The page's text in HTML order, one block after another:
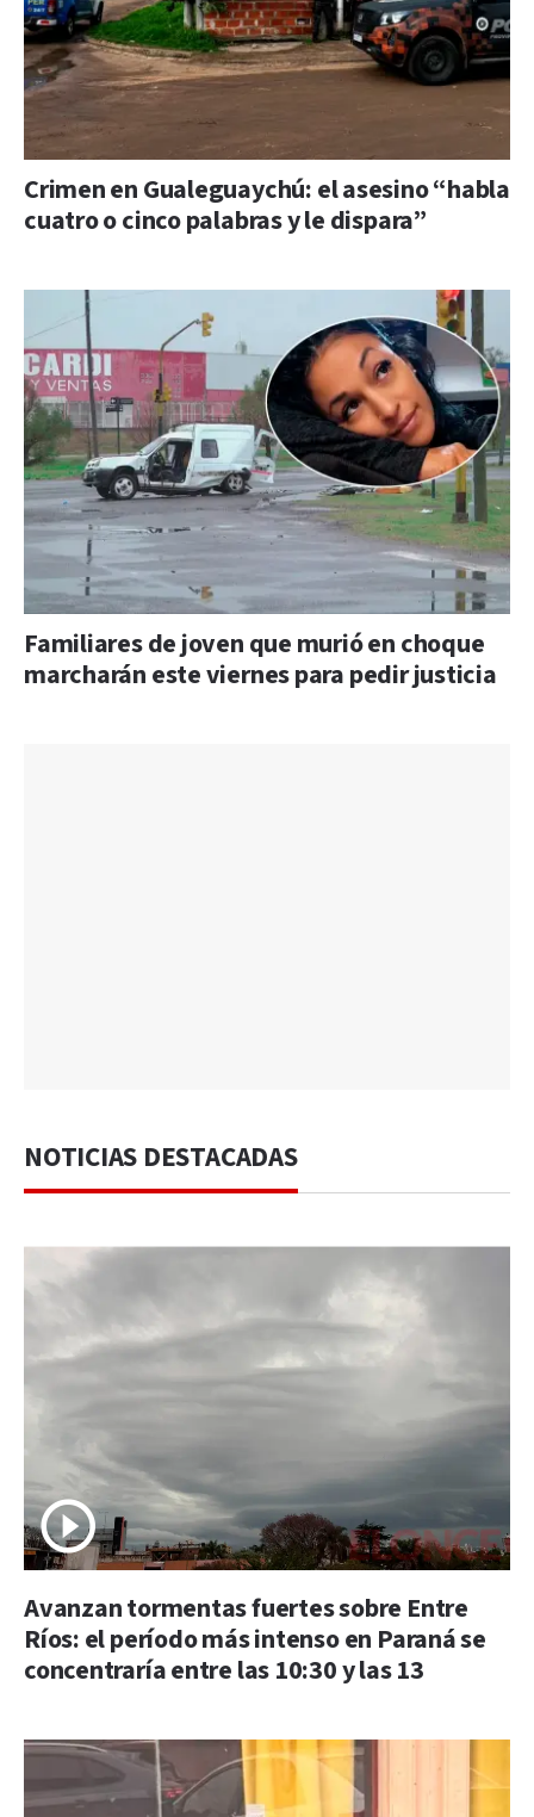
Crimen en Gualeguaychú: el asesino “habla
cuatro o cinco palabras y le dispara”
Familiares de joven que murió en choque
marcharán este viernes para pedir justicia
NOTICIAS DESTACADAS
Avanzan tormentas fuertes sobre Entre
Ríos: el período más intenso en Paraná se
concentraría entre las 10:30 y las 13